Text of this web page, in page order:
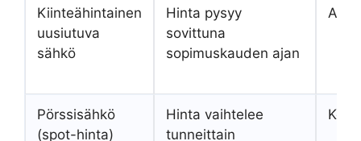
Kiinteähintainen
uusiutuva
sähkö
Hinta pysyy
sovittuna
sopimuskauden ajan
Pörssisähkö
(spot-hinta)
Hinta vaihtelee
tunneittain